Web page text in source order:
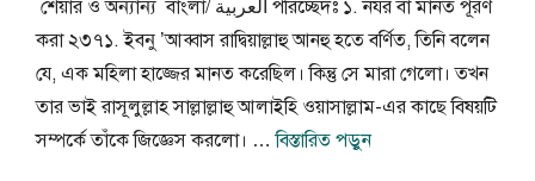
শেয়ার ও অন্যান্য বাংলা/ العربية পরিচ্ছেদঃ ১. নযর বা মানত পূরণ
করা ২৩৭১. ইবনু ’আব্বাস রাদ্বিয়াল্লাহু আনহু হতে বর্ণিত, তিনি বলেন
যে, এক মহিলা হাজ্জের মানত করেছিল। কিন্তু সে মারা গেলো। তখন
তার ভাই রাসূলুল্লাহ সাল্লাল্লাহু আলাইহি ওয়াসাল্লাম-এর কাছে বিষয়টি
সম্পর্কে তাঁকে জিজ্ঞেস করলো। …বিস্তারিত পড়ুন